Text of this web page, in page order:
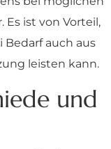
ist von Vorteil,
auch aus
leisten kann.
und